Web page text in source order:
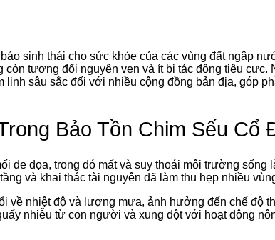
sinh thái cho sức khỏe của các vùng đất ngập
tương đối nguyên vẹn và ít bị tác động tiêu cực.
linh sâu sắc đối với nhiều cộng đồng bản địa, góp
Bảo Tồn Chim Sếu Cổ
đe dọa, trong đó mất và suy thoái môi trường sống
và khai thác tài nguyên đã làm thu hẹp nhiều
về nhiệt độ và lượng mưa, ảnh hưởng đến chế độ
nhiễu từ con người và xung đột với hoạt động